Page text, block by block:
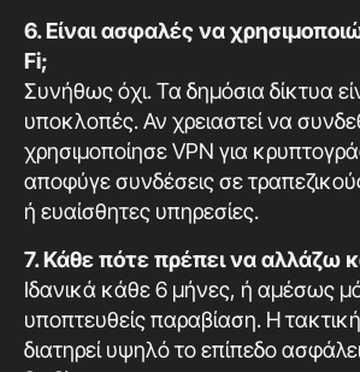
6. Είναι ασφαλές να
Fi;
Συνήθως όχι. Τα δημόσια δίκτυα
υποκλοπές. Αν χρειαστεί να
χρησιμοποίησε VPN για
αποφύγε συνδέσεις σε
ή ευαίσθητες υπηρεσίες.
7. Κάθε πότε πρέπει να αλλάζω
Ιδανικά κάθε 6 μήνες, ή αμέσως
υποπτευθείς παραβίαση. Η
διατηρεί υψηλό το επίπεδο